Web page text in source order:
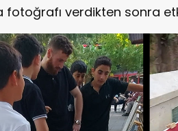
fotoğrafı verdikten sonra